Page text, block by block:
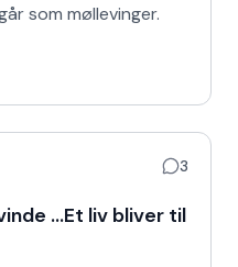
som møllevinger.
3
...Et liv bliver til